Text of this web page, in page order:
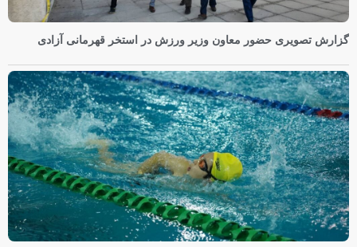
گزارش تصویری حضور معاون وزیر ورزش در استخر قهرمانی آزادی